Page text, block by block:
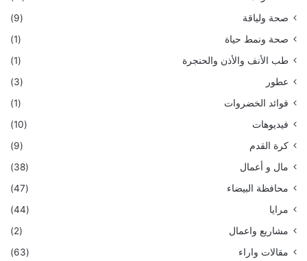
صحة ولياقة
(9)
صحة ونمط حياة
(1)
طب الأنف والأذن والحنجرة
(1)
عطور
(3)
فوائد الخضروات
(1)
فيديوهات
(10)
كرة القدم
(9)
مال و أعمال
(38)
محافظة البيضاء
(47)
مرايا
(44)
مشاريع واعمال
(2)
مقالات واراء
(63)